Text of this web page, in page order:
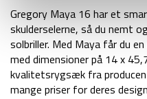
Gregory Maya 16 har et
skulderselerne, så du nemt
solbriller. Med Maya får du
med dimensioner på 14 x
kvalitetsrygsæk fra
mange priser for deres